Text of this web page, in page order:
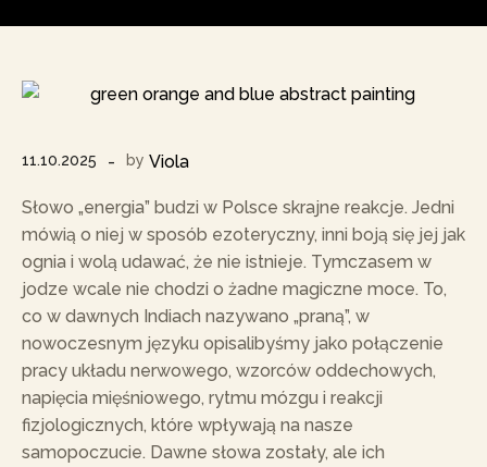
11.10.2025 by Viola
Słowo „energia” budzi w Polsce skrajne reakcje. Jedni
mówią o niej w sposób ezoteryczny, inni boją się jej jak
ognia i wolą udawać, że nie istnieje. Tymczasem w
jodze wcale nie chodzi o żadne magiczne moce. To,
co w dawnych Indiach nazywano „praną”, w
nowoczesnym języku opisalibyśmy jako połączenie
pracy układu nerwowego, wzorców oddechowych,
napięcia mięśniowego, rytmu mózgu i reakcji
fizjologicznych, które wpływają na nasze
samopoczucie. Dawne słowa zostały, ale ich